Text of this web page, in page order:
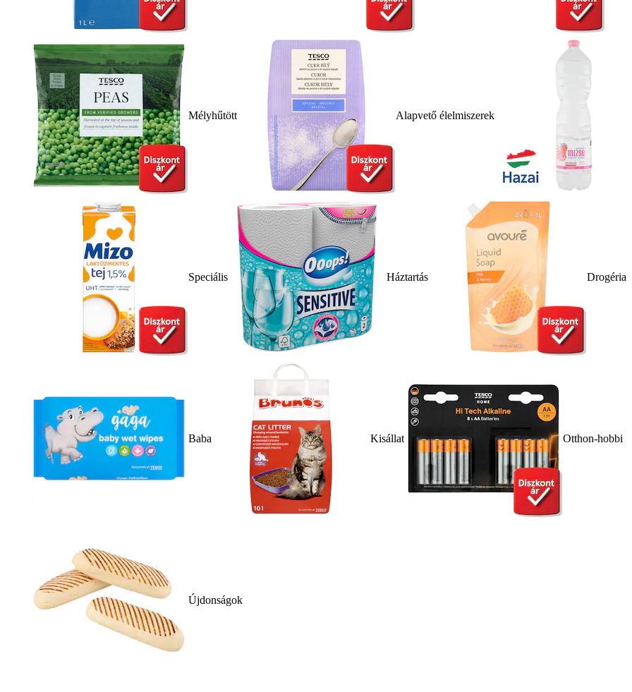
Mélyhűtött Alapvető élelmiszerek
Speciális Háztartás Drogéria
Baba Kisállat Otthon-hobbi
Újdonságok